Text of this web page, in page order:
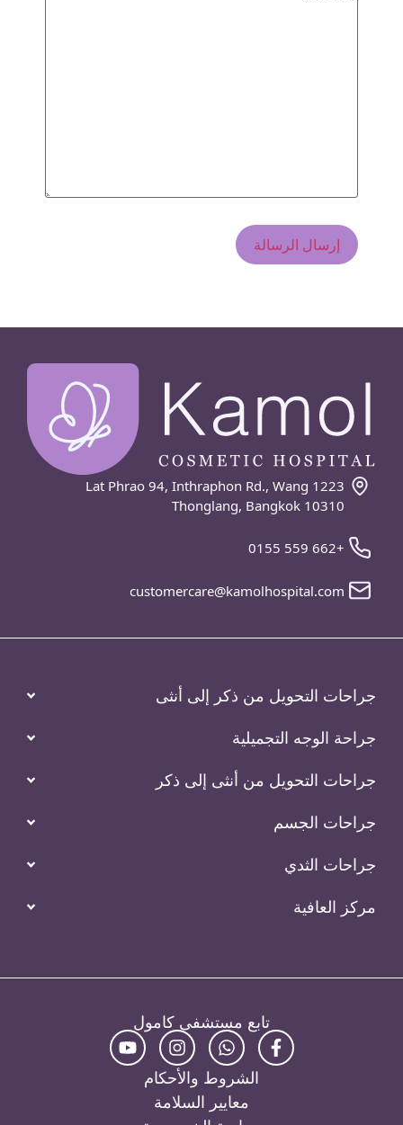
1223 Lat Phrao 94, Inthraphon Rd., Wang
Thonglang, Bangkok 10310
+662 559 0155
customercare@kamolhospital.com
جراحات التحويل من ذكر إلى أنثى
جراحة الوجه التجميلية
جراحات التحويل من أنثى إلى ذكر
جراحات الجسم
جراحات الثدي
مركز العافية
تابع مستشفى كامول
الشروط والأحكام
معايير السلامة